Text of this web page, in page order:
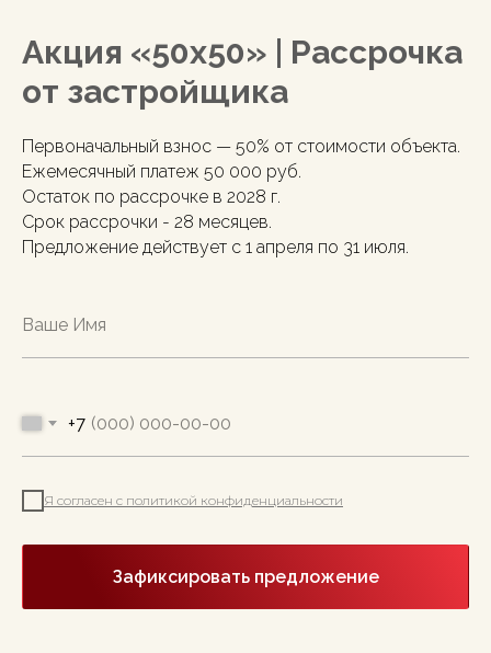
Акция «50х50» | Рассрочка
от застройщика
Первоначальный взнос — 50% от стоимости объекта.
Ежемесячный платеж 50 000 руб.
Остаток по рассрочке в 2028 г.
Срок рассрочки - 28 месяцев.
Предложение действует с 1 апреля по 31 июля.
+7
Я согласен с политикой конфиденциальности
Зафиксировать предложение